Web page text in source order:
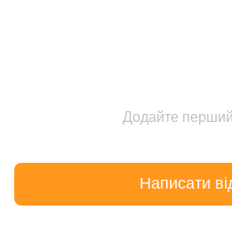
Додайте перший
Написати